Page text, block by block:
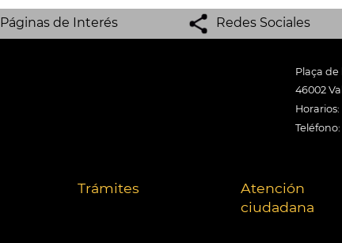
Páginas de Interés Redes Sociales
Plaça de
46002
Teléfono:
Trámites
Atención
ciudadana